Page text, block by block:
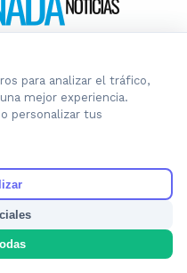
de Ensenada, La
Buenos Aires.
para analizar el tráfico,
mejor experiencia.
personalizar tus